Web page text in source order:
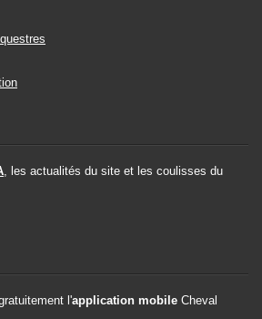
, les actualités du site et les coulisses du
l'application mobile Cheval